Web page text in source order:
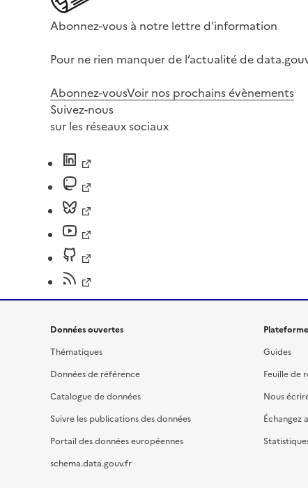
Abonnez-vous à notre lettre d'information
Pour ne rien manquer de l’actualité de
Abonnez-vousVoir nos prochains évènements
Suivez-nous
sur les réseaux sociaux
Données ouvertes
Thématiques
Données de référence
Catalogue de données
Suivre les publications des données
Portail des données européennes
schema.data.gouv.fr
Plateforme
Guides
Feuille de
Nous
Échangez